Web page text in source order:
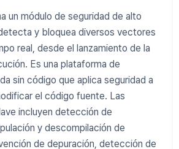
un módulo de seguridad de alto
y bloquea diversos vectores
real, desde el lanzamiento de la
Es una plataforma de
sin código que aplica seguridad a
el código fuente. Las
incluyen detección de
y descompilación de
de depuración, detección de